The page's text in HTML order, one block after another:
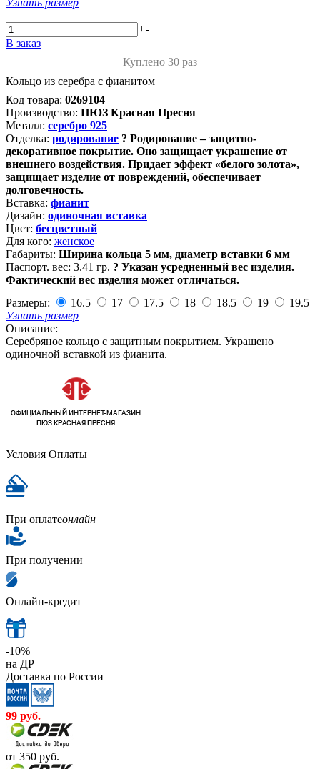
Узнать размер
+-
В заказ
Куплено 30 раз
Кольцо из серебра с фианитом
Код товара: 0269104
Производство: ПЮЗ Красная Пресня
Металл: серебро 925
Отделка: родирование ? Родирование – защитно-
декоративное покрытие. Оно защищает украшение от
внешнего воздействия. Придает эффект «белого золота»,
защищает изделие от повреждений, обеспечивает
долговечность.
Вставка: фианит
Дизайн: одиночная вставка
Цвет: бесцветный
Для кого: женское
Габариты: Ширина кольца 5 мм, диаметр вставки 6 мм
Паспорт. вес: 3.41 гр. ? Указан усредненный вес изделия.
Фактический вес изделия может отличаться.
Размеры:
16.5 17 17.5 18 18.5 19
19.5
Узнать размер
Описание:
Серебряное кольцо с защитным покрытием. Украшено
одиночной вставкой из фианита.
Условия Оплаты
При оплатеонлайн
При получении
Онлайн-кредит
-10%
на ДР
Доставка по России
99 руб.
от 350 руб.